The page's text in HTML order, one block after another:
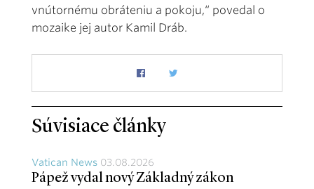
vnútornému obráteniu a pokoju,“ povedal o
mozaike jej autor Kamil Dráb.
Súvisiace články
Vatican News 03.08.2026
Pápež vydal nový Základný zákon